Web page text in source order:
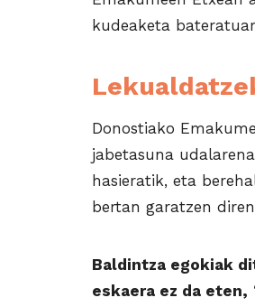
kudeaketa
Donostiako
jabetasuna
hasieratik, eta
bertan garatzen
Baldintza egokiak
eskaera ez da eten,